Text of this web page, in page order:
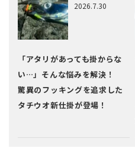
2026.7.30
「アタリがあっても掛からな
い…」そんな悩みを解決！
驚異のフッキングを追求した
タチウオ新仕掛が登場！